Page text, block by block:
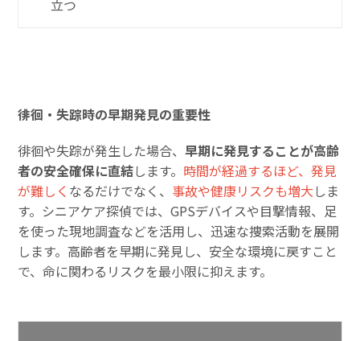
立つ
徘徊・失踪時の早期発見の重要性
徘徊や失踪が発生した場合、早期に発見することが高齢
者の安全確保に直結します。 時間が経過するほど、発見
が難しく なるだけでなく、 事故や健康リスクも増大 しま
す。シニアケア探偵では、GPSデバイスや目撃情報、足
を使った現地調査などを活用し、迅速な捜索活動を展開
します。高齢者を早期に発見し、安全な環境に戻すこと
で、命に関わるリスクを最小限に抑えます。